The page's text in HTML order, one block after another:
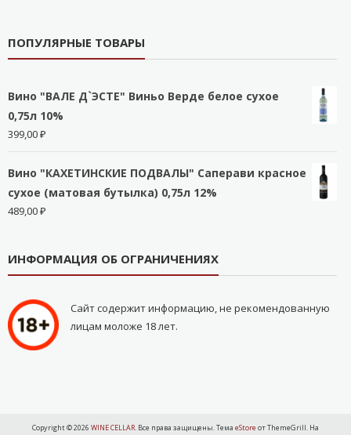
ПОПУЛЯРНЫЕ ТОВАРЫ
Вино "ВАЛЕ Д`ЭСТЕ" Виньо Верде белое сухое
0,75л 10%
399,00₽
Вино "КАХЕТИНСКИЕ ПОДВАЛЫ" Саперави красное
сухое (матовая бутылка) 0,75л 12%
489,00₽
ИНФОРМАЦИЯ ОБ ОГРАНИЧЕНИЯХ
Сайт содержит информацию, не рекомендованную
лицам моложе 18 лет.
Copyright © 2026 WINE CELLAR. Все права защищены. Тема eStore от ThemeGrill. На